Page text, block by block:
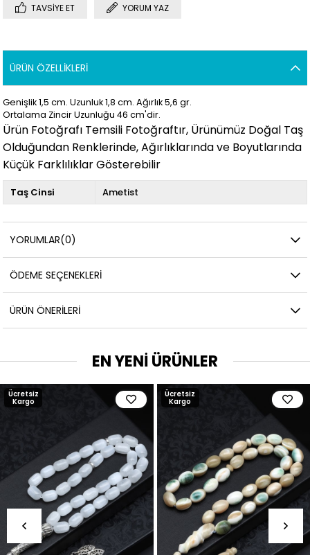
TAVSIYE ET YORUM YAZ
ÜRÜN ÖZELLIKLERI
Genişlik 1,5 cm. Uzunluk 1,8 cm. Ağırlık 5,6 gr.
Ortalama Zincir Uzunluğu 46 cm'dir.
Ürün Fotoğrafı Temsili Fotoğraftır, Ürünümüz Doğal Taş
Olduğundan Renklerinde, Ağırlıklarında ve Boyutlarında
Küçük Farklılıklar Gösterebilir
Taş Cinsi Ametist
YORUMLAR(0)
ÖDEME SEÇENEKLERI
ÜRÜN ÖNERILERI
EN YENİ ÜRÜNLER
Ücretsiz
Kargo
Ücretsiz
Kargo